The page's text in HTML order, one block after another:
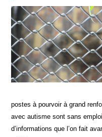
postes à pourvoir à grand
avec autisme sont sans
d’informations que l’on fait